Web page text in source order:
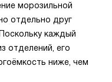
морозильной
отдельно друг
каждый
отделений, его
ниже, чем